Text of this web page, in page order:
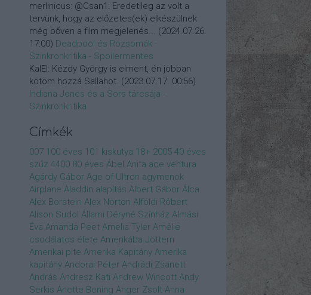
merlinicus: @Csan1: Eredetileg az volt a
tervünk, hogy az előzetes(ek) elkészülnek
még bőven a film megjelenés... (2024.07.26.
17:00) Deadpool és Rozsomák -
Szinkronkritika - Spoilermentes
KalEl: Kézdy György is elment, én jobban
kötöm hozzá Sallahot. (2023.07.17. 00:56)
Indiana Jones és a Sors tárcsája -
Szinkronkritika
Címkék
007 100 éves 101 kiskutya 18+ 2005 40 éves
szűz 4400 80 éves Ábel Anita ace ventura
Agárdy Gábor Age of Ultron agymenok
Airplane Aladdin alapítás Albert Gábor Álca
Alex Borstein Alex Norton Alföldi Róbert
Alison Sudol Állami Déryné Színház Almási
Éva Amanda Peet Amelia Tyler Amélie
csodálatos élete Amerikába Jöttem
Amerikai pite Amerika Kapitány Amerika
kapitány Andorai Péter Andrádi Zsanett
András Andresz Kati Andrew Wincott Andy
Serkis Anette Bening Anger Zsolt Anna